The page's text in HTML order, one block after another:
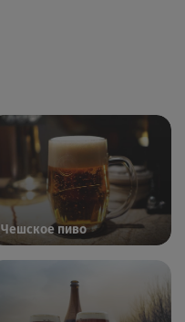
Чешское пиво